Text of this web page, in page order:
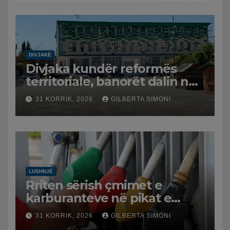
DIVJAKË
Divjaka kundër reformës
territoriale, banorët dalin në
protestë.
31 KORRIK, 2026 GILBERTA SIMONI
LUSHNJË
Rriten sërish çmimet e
karburanteve në pikat e
karburanteve në Lushnjë.
Tensionet në Lindjen e
31 KORRIK, 2026 GILBERTA SIMONI